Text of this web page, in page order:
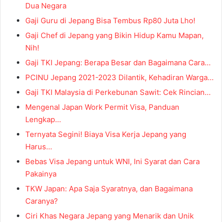
Dua Negara
Gaji Guru di Jepang Bisa Tembus Rp80 Juta Lho!
Gaji Chef di Jepang yang Bikin Hidup Kamu Mapan,
Nih!
Gaji TKI Jepang: Berapa Besar dan Bagaimana Cara…
PCINU Jepang 2021-2023 Dilantik, Kehadiran Warga…
Gaji TKI Malaysia di Perkebunan Sawit: Cek Rincian…
Mengenal Japan Work Permit Visa, Panduan
Lengkap…
Ternyata Segini! Biaya Visa Kerja Jepang yang
Harus…
Bebas Visa Jepang untuk WNI, Ini Syarat dan Cara
Pakainya
TKW Japan: Apa Saja Syaratnya, dan Bagaimana
Caranya?
Ciri Khas Negara Jepang yang Menarik dan Unik